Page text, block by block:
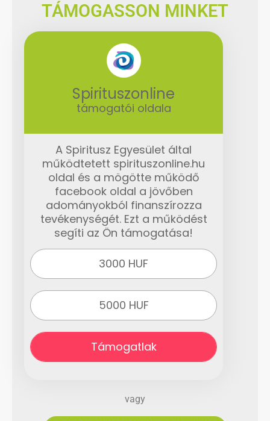
TÁMOGASSON MINKET
Spirituszonline
támogatói oldala
A Spiritusz Egyesület által
működtetett spirituszonline.hu
oldal és a mögötte működő
facebook oldal a jövőben
adományokból finanszírozza
tevékenységét. Ezt a működést
segíti az Ön támogatása!
3000 HUF
5000 HUF
Támogatlak
vagy